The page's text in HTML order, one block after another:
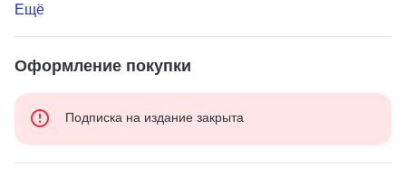
Ещё
Оформление покупки
Подписка на издание закрыта